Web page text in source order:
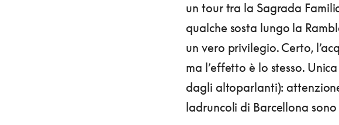
un tour tra la Sagrada
qualche sosta lungo la
un vero privilegio. Certo,
ma l’effetto è lo stesso.
dagli altoparlanti):
ladruncoli di Barcellona